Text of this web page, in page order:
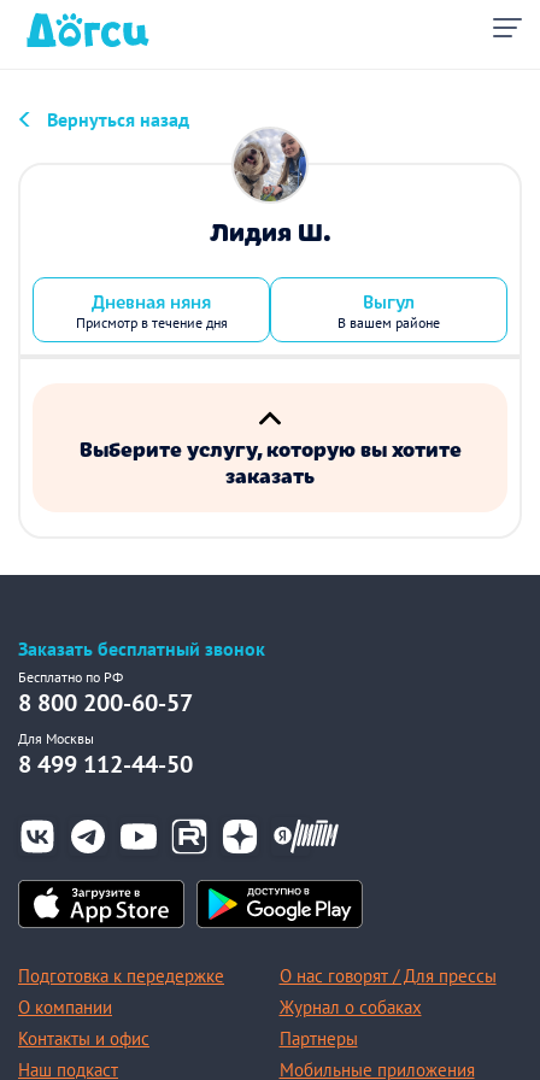
Вернуться назад
Лидия Ш.
Дневная няня
Присмотр в течение дня
Выгул
В вашем районе
Выберите услугу, которую вы хотите
заказать
Заказать бесплатный звонок
Бесплатно по РФ
8 800 200-60-57
Для Москвы
8 499 112-44-50
Подготовка к передержке
О компании
Контакты и офис
Наш подкаст
О нас говорят / Для прессы
Журнал о собаках
Партнеры
Мобильные приложения